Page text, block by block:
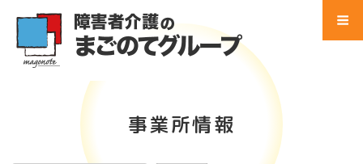
事業所情報